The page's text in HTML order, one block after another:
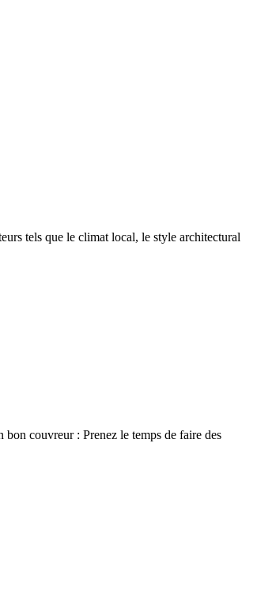
tels que le climat local, le style architectural
couvreur : Prenez le temps de faire des